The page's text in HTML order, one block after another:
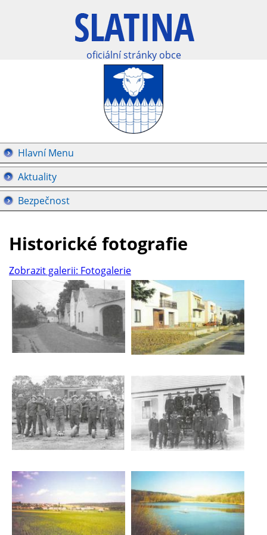
oficiální stránky obce
Hlavní Menu
Aktuality
Bezpečnost
Historické fotografie
Zobrazit galerii: Fotogalerie